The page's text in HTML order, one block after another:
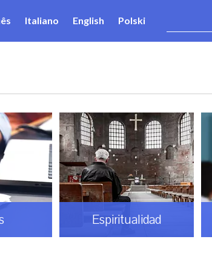
Italiano English Polski
Espiritualidad